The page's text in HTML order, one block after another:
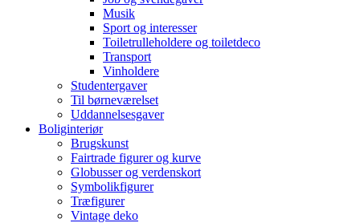
Musik
Sport og interesser
Toiletrulleholdere og toiletdeco
Transport
Vinholdere
Studentergaver
Til børneværelset
Uddannelsesgaver
Boliginteriør
Brugskunst
Fairtrade figurer og kurve
Globusser og verdenskort
Symbolikfigurer
Træfigurer
Vintage deko